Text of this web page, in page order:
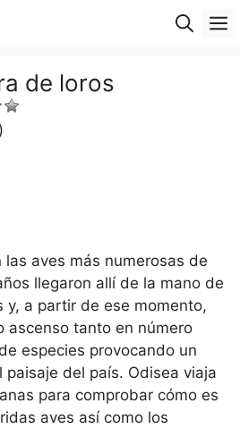
de loros
las aves más numerosas de
llegaron allí de la mano de
y, a partir de ese momento,
ascenso tanto en número
especies provocando un
del país. Odisea viaja
para comprobar cómo es
aves así como los